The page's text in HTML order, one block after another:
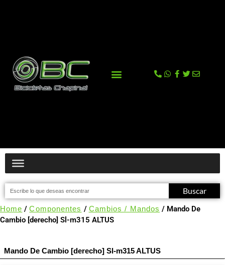
Buscar
Home /Componentes / Cambios / Mandos / Mando De
Cambio [derecho] Sl-m315 ALTUS
Mando De Cambio [derecho] Sl-m315 ALTUS